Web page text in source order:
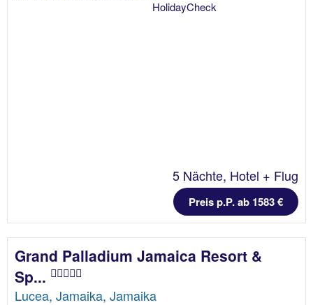
5 Nächte, Hotel + Flug
Preis p.P. ab 1583 €
Grand Palladium Jamaica Resort &
Sp...
Lucea, Jamaika, Jamaika